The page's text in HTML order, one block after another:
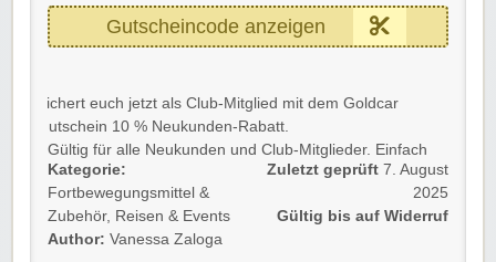
Gutscheincode anzeigen
Sichert euch jetzt als Club-Mitglied mit dem Goldcar
Gutschein 10 % Neukunden-Rabatt.
Gültig für alle Neukunden und Club-Mitglieder. Einfach
Wunsch-Mietwagen auswählen und den Goldcar
Gutscheincodeunter der Zahlungsart im Bestellprozess
angeben. Der Rabatt wird sofort abgezogen.
Kategorie:
Fortbewegungsmittel &
Zubehör, Reisen & Events
Author: Vanessa Zaloga
Zuletzt geprüft 7. August
2025
Gültig bis auf Widerruf